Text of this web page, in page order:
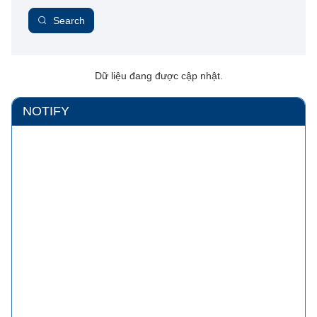
Search
Dữ liệu đang được cập nhật.
NOTIFY